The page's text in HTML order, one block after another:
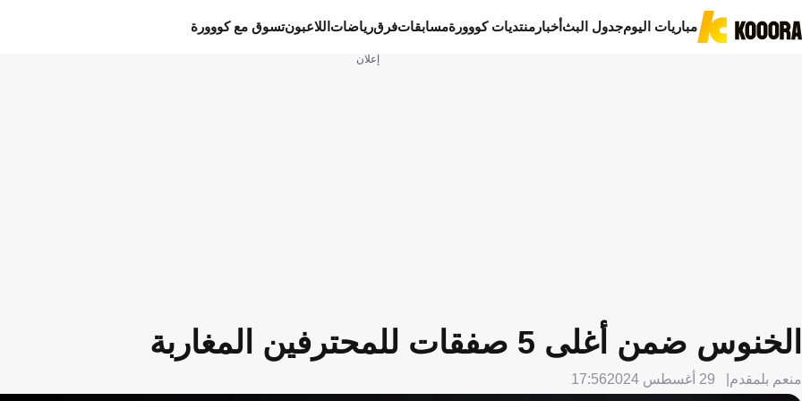
مباريات اليومجدول البثأخبار منتديات كووورةمسابقاتفرقرياضات اللاعبونتسوق مع كووورة
إعلان
الخنوس ضمن أغلى 5 صفقات للمحترفين المغاربة
منعم بلمقدم 29 أغسطس 2024 17:56